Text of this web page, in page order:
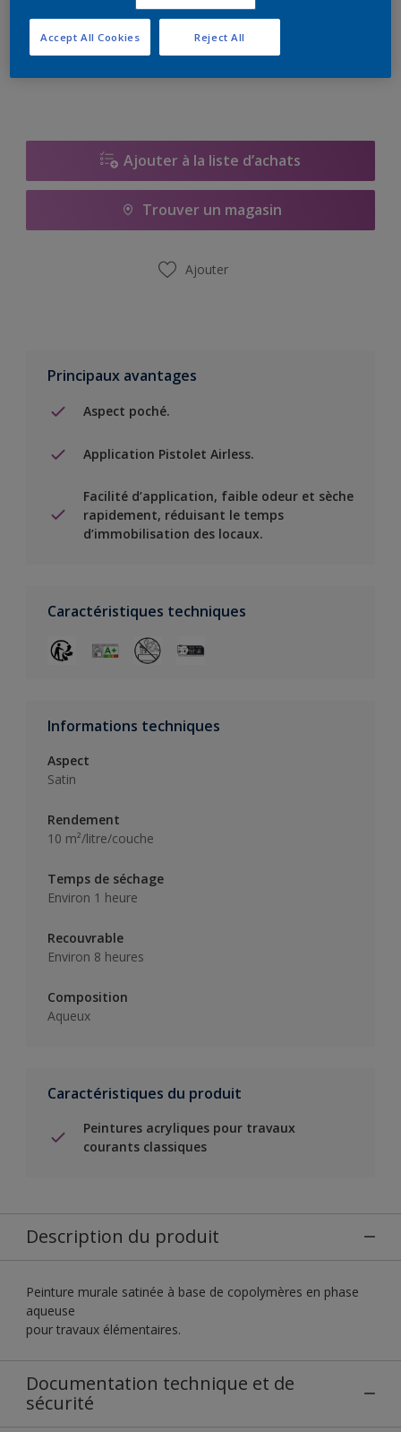
Ajouter à la liste d’achats
Trouver un magasin
Ajouter
Principaux avantages
Aspect poché.
Application Pistolet Airless.
Facilité d’application, faible odeur et sèche
rapidement, réduisant le temps
d’immobilisation des locaux.
Caractéristiques techniques
Informations techniques
Aspect
Satin
Rendement
10 m²/litre/couche
Temps de séchage
Environ 1 heure
Recouvrable
Environ 8 heures
Composition
Aqueux
Caractéristiques du produit
Peintures acryliques pour travaux
courants classiques
Description du produit
Peinture murale satinée à base de copolymères en phase
aqueuse
pour travaux élémentaires.
Documentation technique et de
sécurité
Reject All
Accept All Cookies